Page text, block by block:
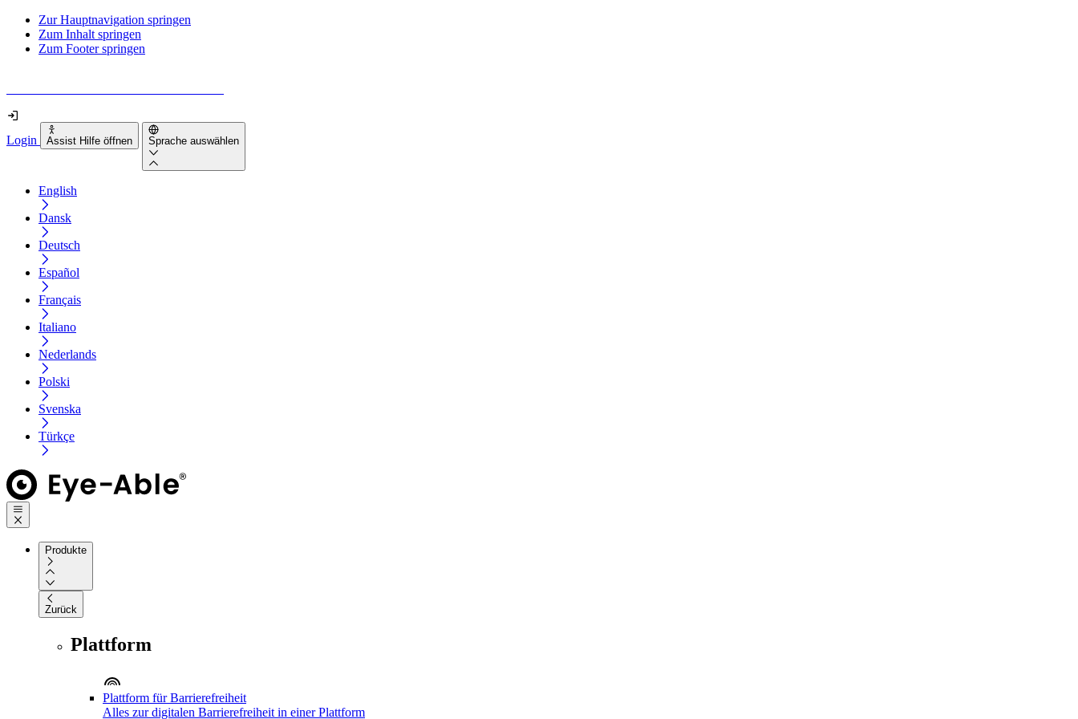
Zur Hauptnavigation springen
Zum Inhalt springen
Zum Footer springen
Login Assist Hilfe öffnen Sprache auswählen
English
Dansk
Deutsch
Español
Français
Italiano
Nederlands
Polski
Svenska
Türkçe
Produkte
Zurück
Plattform
Plattform für Barrierefreiheit
Alles zur digitalen Barrierefreiheit in einer Plattform